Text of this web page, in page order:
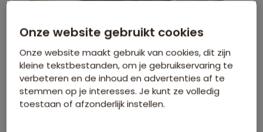
Groepsrondreis Lapland Winter -
Onze website gebruikt cookies
Onze website maakt gebruik van cookies, dit zijn
kleine tekstbestanden, om je gebruikservaring te
verbeteren en de inhoud en advertenties af te
stemmen op je interesses. Je kunt ze volledig
toestaan of afzonderlijk instellen.